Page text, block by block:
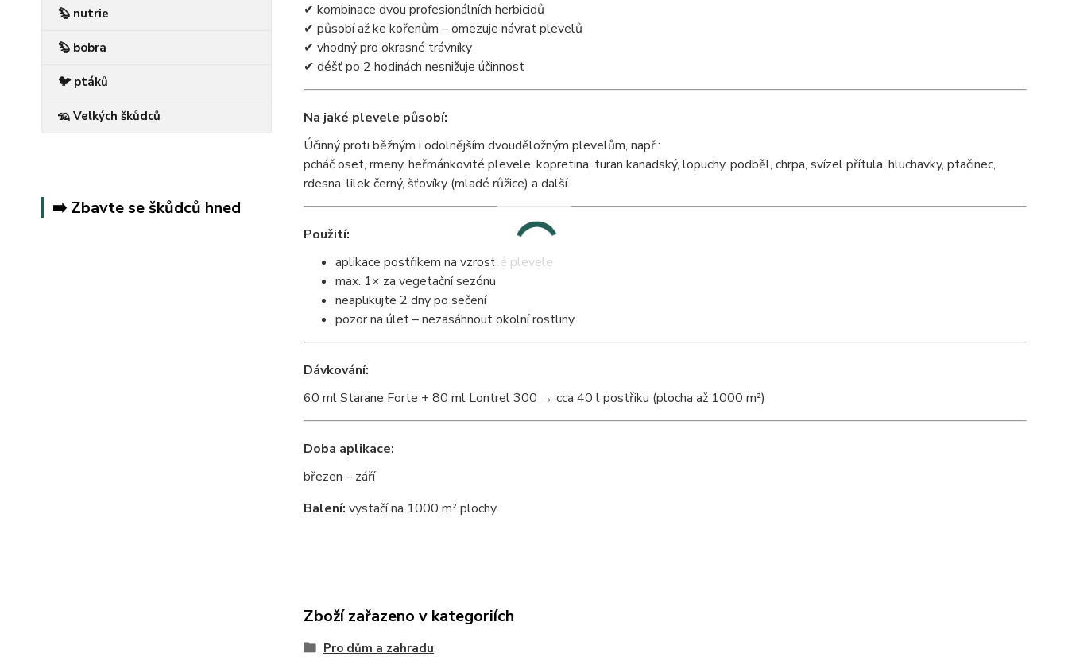
🦫 nutrie
🦫 bobra
🐦 ptáků
🦡 Velkých škůdců
➡️ Zbavte se škůdců hned
✔ kombinace dvou profesionálních herbicidů
✔ působí až ke kořenům – omezuje návrat plevelů
✔ vhodný pro okrasné trávníky
✔ déšť po 2 hodinách nesnižuje účinnost
Na jaké plevele působí:
Účinný proti běžným i odolnějším dvouděložným plevelům, např.:
pcháč oset, rmeny, heřmánkovité plevele, kopretina, turan kanadský, lopuchy, podběl, chrpa, svízel přítula, hluchavky, ptačinec,
rdesna, lilek černý, šťovíky (mladé růžice) a další.
Použití:
aplikace postřikem na vzrostlé plevele
max. 1× za vegetační sezónu
neaplikujte 2 dny po sečení
pozor na úlet – nezasáhnout okolní rostliny
Dávkování:
60 ml Starane Forte + 80 ml Lontrel 300 → cca 40 l postřiku (plocha až 1000 m²)
Doba aplikace:
březen – září
Balení: vystačí na 1000 m² plochy
Zboží zařazeno v kategoriích
Pro dům a zahradu